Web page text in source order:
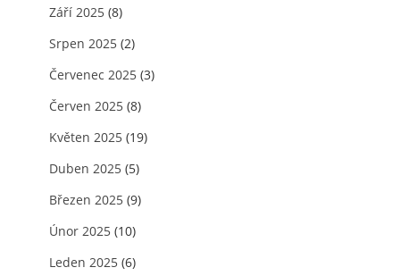
Září 2025 (8)
Srpen 2025 (2)
Červenec 2025 (3)
Červen 2025 (8)
Květen 2025 (19)
Duben 2025 (5)
Březen 2025 (9)
Únor 2025 (10)
Leden 2025 (6)